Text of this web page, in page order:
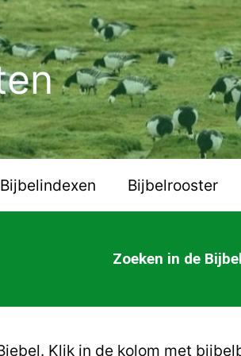
Bijbelindexen Bijbelrooster
Zoeken in de Bijbel
Klik in de kolom met